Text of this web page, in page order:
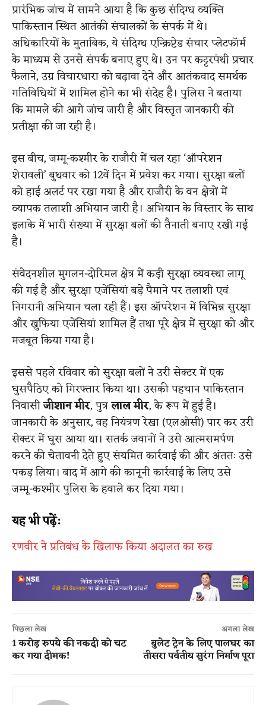
प्रारंभिक जांच में सामने आया है कि कुछ संदिग्ध व्यक्ति
पाकिस्तान स्थित आतंकी संचालकों के संपर्क में थे।
अधिकारियों के मुताबिक, ये संदिग्ध एन्क्रिप्टेड संचार प्लेटफॉर्म
के माध्यम से उनसे संपर्क बनाए हुए थे। उन पर कट्टरपंथी प्रचार
फैलाने, उग्र विचारधारा को बढ़ावा देने और आतंकवाद समर्थक
गतिविधियों में शामिल होने का भी संदेह है। पुलिस ने बताया
कि मामले की आगे जांच जारी है और विस्तृत जानकारी की
प्रतीक्षा की जा रही है।
इस बीच, जम्मू-कश्मीर के राजौरी में चल रहा ‘ऑपरेशन
शेरावली’ बुधवार को 12वें दिन में प्रवेश कर गया। सुरक्षा बलों
को हाई अलर्ट पर रखा गया है और राजौरी के वन क्षेत्रों में
व्यापक तलाशी अभियान जारी है। अभियान के विस्तार के साथ
इलाके में भारी संख्या में सुरक्षा बलों की तैनाती बनाए रखी गई
है।
संवेदनशील मुगलन-दोरिमल क्षेत्र में कड़ी सुरक्षा व्यवस्था लागू
की गई है और सुरक्षा एजेंसियां बड़े पैमाने पर तलाशी एवं
निगरानी अभियान चला रही हैं। इस ऑपरेशन में विभिन्न सुरक्षा
और खुफिया एजेंसियां शामिल हैं तथा पूरे क्षेत्र में सुरक्षा को और
मजबूत किया गया है।
इससे पहले रविवार को सुरक्षा बलों ने उरी सेक्टर में एक
घुसपैठिए को गिरफ्तार किया था। उसकी पहचान पाकिस्तान
निवासीजीशान मीर, पुत्रलाल मीर, के रूप में हुई है।
जानकारी के अनुसार, वह नियंत्रण रेखा (एलओसी) पार कर उरी
सेक्टर में घुस आया था। सतर्क जवानों ने उसे आत्मसमर्पण
करने की चेतावनी देते हुए संयमित कार्रवाई की और अंततः उसे
पकड़ लिया। बाद में आगे की कानूनी कार्रवाई के लिए उसे
जम्मू-कश्मीर पुलिस के हवाले कर दिया गया।
यह भी पढ़ें:
रणवीर ने प्रतिबंध के खिलाफ किया अदालत का रुख
पिछला लेख
1 करोड़ रुपये की नकदी को चट
कर गया दीमक!
अगला लेख
बुलेट ट्रेन के लिए पालघर का
तीसरा पर्वतीय सुरंग निर्माण पूरा